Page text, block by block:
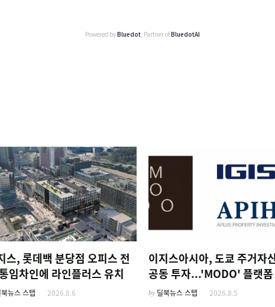
Powered byBluedot , Partner ofBluedotAI
스, 롯데백 분당점 오피스 전
임차인에 라인플러스 유치
북뉴스 스탭 2026.8.6
이지스아시아, 도쿄 주거자
공동 투자...'MODO' 플랫
by 딜북뉴스 스탭 2026.8.5